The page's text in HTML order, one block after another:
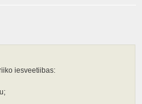
iesveetiibas: